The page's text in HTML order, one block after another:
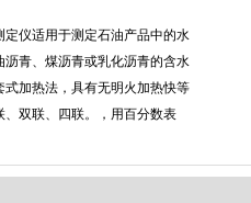
定仪适用于测定石油产品中的水
沥青、煤沥青或乳化沥青的含水
式加热法，具有无明火加热快等
、双联、四联。，用百分数表